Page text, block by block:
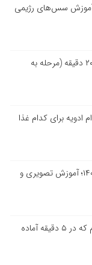
آموزش سس‌های رژیمی
طرز تهیه اسپاگتی ایتالیایی اصیل در ۲۰ دقیقه (مرحله به
برای کدام غذا
۱۰ مدل دسر یلدایی جدید و شیک ۱۴۰۴؛ آموزش تصویری و
دسر ماست و انار؛ یک میان‌وعده سالم که در ۵ دقیقه آماده